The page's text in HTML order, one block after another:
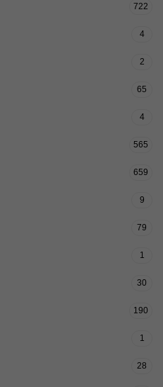
722
4
2
65
4
565
659
9
79
1
30
190
1
28